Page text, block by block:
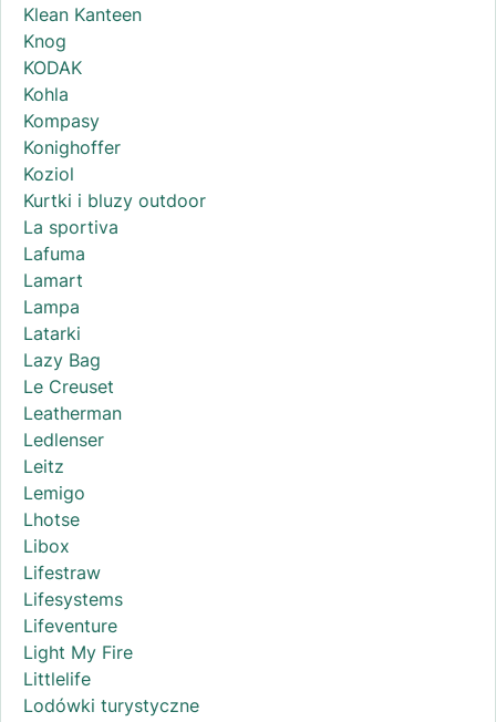
Klean Kanteen
Knog
KODAK
Kohla
Kompasy
Konighoffer
Koziol
Kurtki i bluzy outdoor
La sportiva
Lafuma
Lamart
Lampa
Latarki
Lazy Bag
Le Creuset
Leatherman
Ledlenser
Leitz
Lemigo
Lhotse
Libox
Lifestraw
Lifesystems
Lifeventure
Light My Fire
Littlelife
Lodówki turystyczne